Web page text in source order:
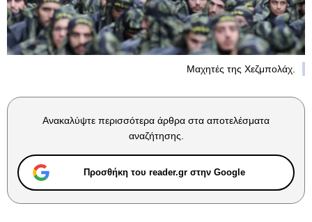
Μαχητές της Χεζμπολάχ.
Ανακαλύψτε περισσότερα άρθρα στα αποτελέσματα
αναζήτησης.
Προσθήκη του reader.gr στην Google